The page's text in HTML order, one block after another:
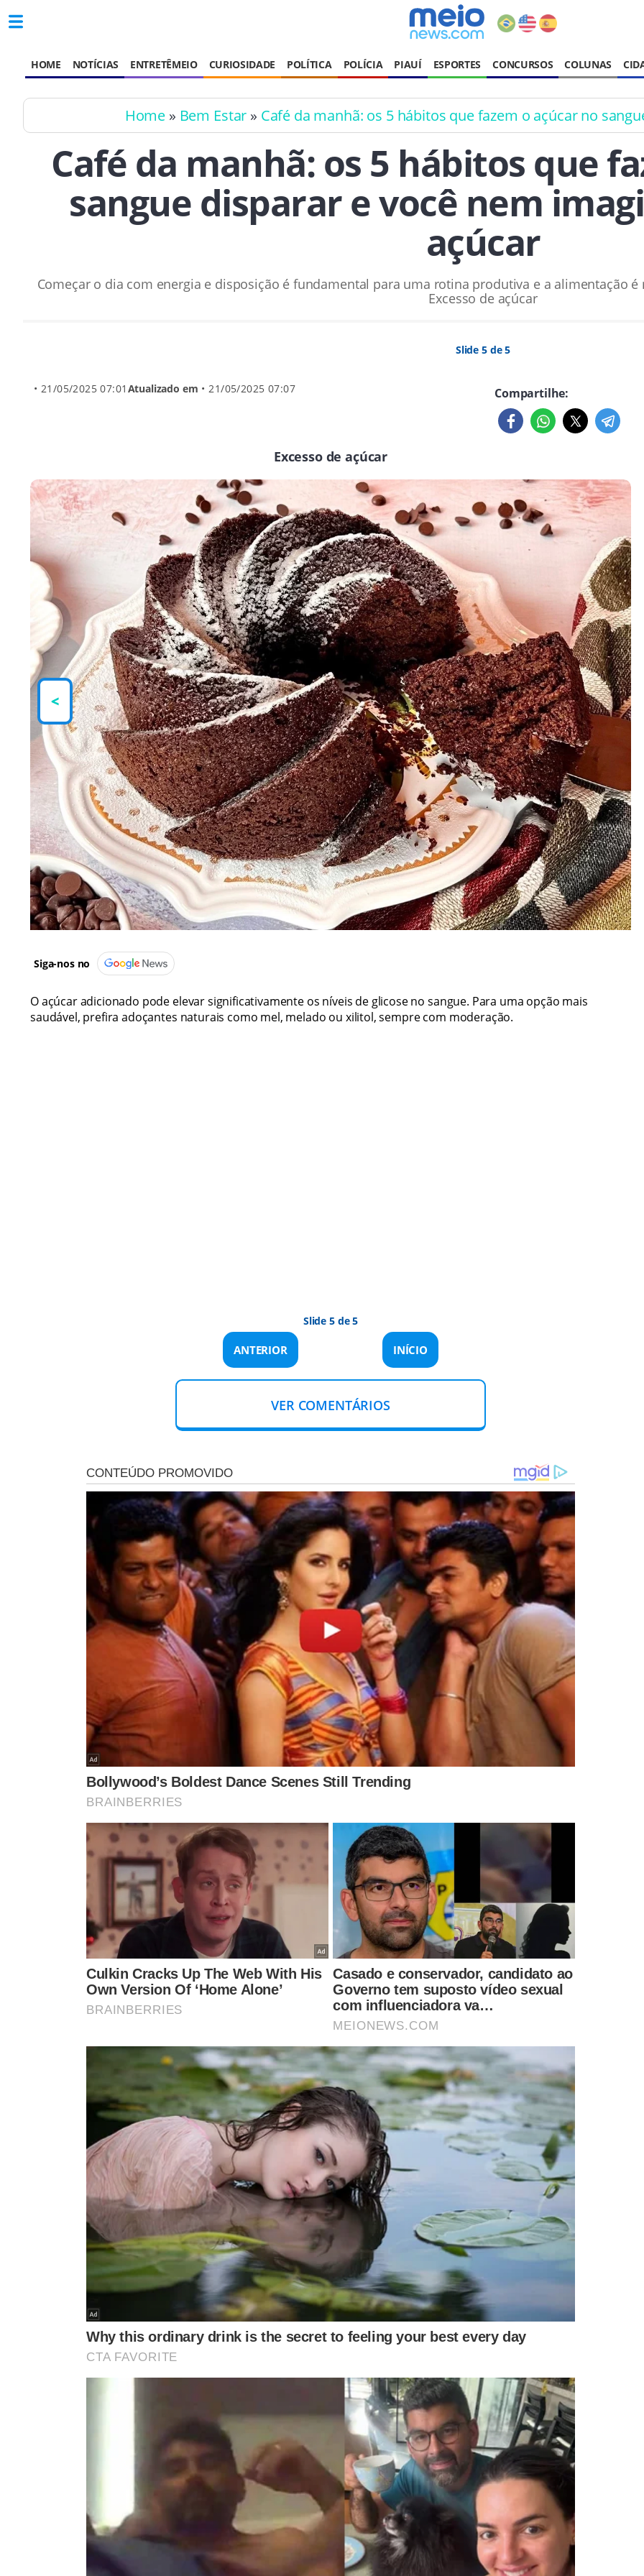
HOME NOTÍCIAS ENTRETÊMEIO CURIOSIDADE POLÍTICA POLÍCIA PIAUÍ ESPORTES CONCURSOS COLUNAS
Home » Bem Estar » Café da manhã: os 5 hábitos que fazem o açúcar no
Café da manhã: os 5 hábitos que
sangue disparar e você nem
açúcar
Começar o dia com energia e disposição é fundamental para uma rotina produtiva e a alimentação
Excesso de açúcar
Slide 5 de 5
• 21/05/2025 07:01 Atualizado em • 21/05/2025 07:07 Compartilhe:
Excesso de açúcar
<
Siga-nos no
O açúcar adicionado pode elevar significativamente os níveis de glicose no sangue. Para uma opção mais
saudável, prefira adoçantes naturais como mel, melado ou xilitol, sempre com moderação.
Slide 5 de 5
ANTERIOR INÍCIO
VER COMENTÁRIOS